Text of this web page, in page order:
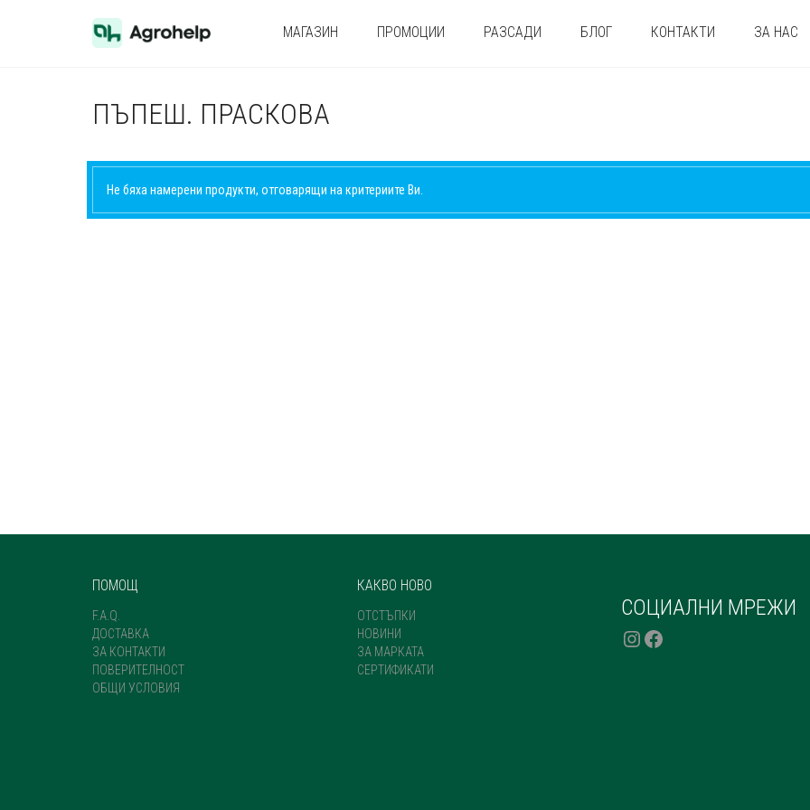
МАГАЗИН ПРОМОЦИИ РАЗСАДИ БЛОГ КОНТАКТИ ЗА НАС
ПЪПЕШ. ПРАСКОВА
Не бяха намерени продукти, отговарящи на критериите Ви.
ПОМОЩ
F.A.Q.
ДОСТАВКА
ЗА КОНТАКТИ
ПОВЕРИТЕЛНОСТ
ОБЩИ УСЛОВИЯ
КАКВО НОВО
ОТСТЪПКИ
НОВИНИ
ЗА МАРКАТА
СЕРТИФИКАТИ
СОЦИАЛНИ МРЕЖИ
INSTAGRAM
FACEBOOK